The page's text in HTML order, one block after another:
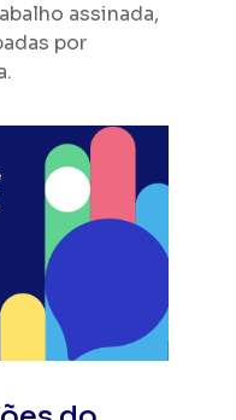
assinada,
por